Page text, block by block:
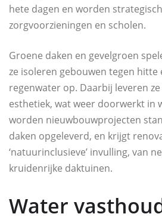
hete dagen en worden
zorgvoorzieningen en scholen.
Groene daken en gevelgroen
ze isoleren gebouwen tegen hitte
regenwater op. Daarbij leveren
esthetiek, wat weer doorwerkt in
worden nieuwbouwprojecten
daken opgeleverd, en krijgt
‘natuurinclusieve’ invulling, van
kruidenrijke daktuinen.
Water